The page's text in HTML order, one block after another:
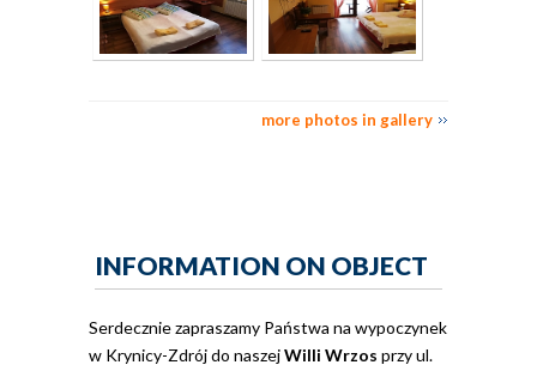
more photos in gallery
INFORMATION ON OBJECT
Serdecznie zapraszamy Państwa na wypoczynek
w Krynicy-Zdrój do naszejWilli Wrzos przy ul.